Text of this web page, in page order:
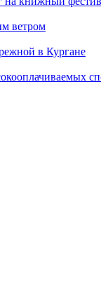
ветром
в Кургане